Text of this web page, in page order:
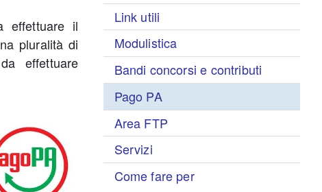
effettuare il
pluralità di
effettuare
Link utili
Modulistica
Bandi concorsi e contributi
Pago PA
Area FTP
Servizi
Come fare per